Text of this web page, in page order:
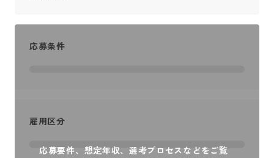
応募要件、想定年収、選考プロセスなどをご覧
応募条件
雇用区分